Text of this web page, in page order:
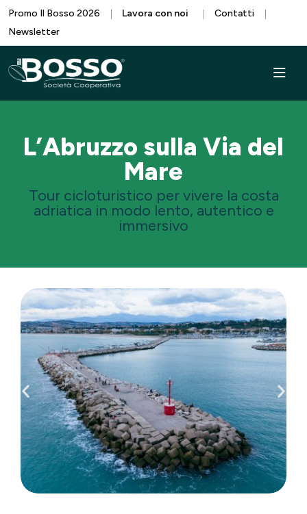
Promo Il Bosso 2026 Lavora con noi
Contatti
Newsletter
L’Abruzzo sulla Via del
Mare
Tour cicloturistico per vivere la costa
adriatica in modo lento, autentico e
immersivo